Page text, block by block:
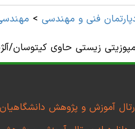
فنی و مهندسی >
زیستی حاوی کیتوسان/
آموزش و پژوهش دانشگاهیان